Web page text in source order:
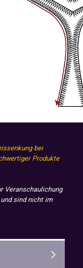
bei
Produkte
Veranschaulichung
sind nicht im